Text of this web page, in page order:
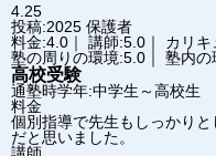
4.25
投稿:2025 保護者
料金:4.0｜ 講師:5.0｜ カリ
塾の周りの環境:5.0｜ 塾内の
高校受験
通塾時学年:中学生～高校生
料金
個別指導で先生もしっかり
だと思いました。